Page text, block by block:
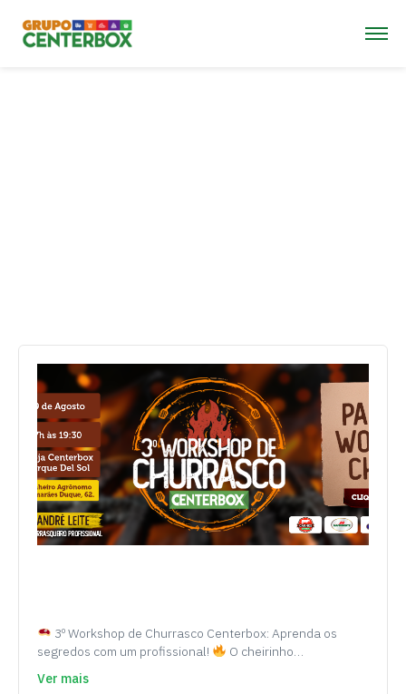
3º Workshop de Churrasco Centerbox: Aprenda os
segredos com um profissional!
O cheirinho…
Ver mais